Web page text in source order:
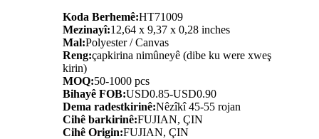
Koda Berhemê:HT71009
Mezinayî:12,64 x 9,37 x 0,28 inches
Mal:Polyester / Canvas
Reng:çapkirina nimûneyê (dibe ku were xweş
kirin)
MOQ:50-1000 pcs
Bihayê FOB:USD0.85-USD0.90
Dema radestkirinê:Nêzîkî 45-55 rojan
Cihê barkirinê:FUJIAN, ÇIN
Cihê Origin:FUJIAN, ÇIN